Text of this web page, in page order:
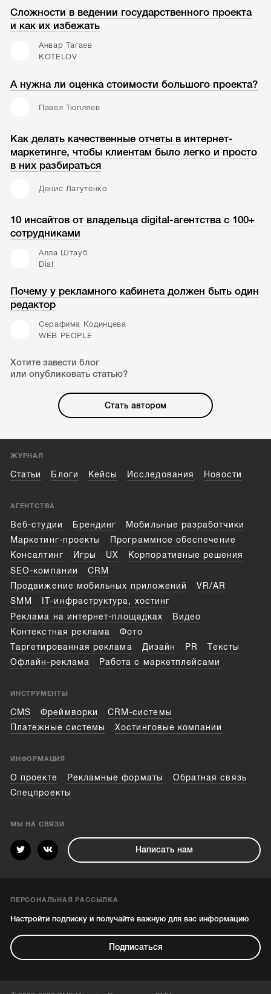
Сложности в ведении государственного проекта
и как их избежать
Анвар Тагаев
KOTELOV
А нужна ли оценка стоимости большого проекта?
Павел Тюпляев
Как делать качественные отчеты в интернет-
маркетинге, чтобы клиентам было легко и просто
в них разбираться
Денис Лагутенко
10 инсайтов от владельца digital-агентства с 100+
сотрудниками
Алла Штауб
Dial
Почему у рекламного кабинета должен быть один
редактор
Серафима Кодинцева
WEB PEOPLE
Хотите завести блог
или опубликовать статью?
Стать автором
ЖУРНАЛ
Статьи Блоги Кейсы Исследования Новости
АГЕНТСТВА
Веб-студии Брендинг
Мобильные разработчики
Маркетинг-проекты
Программное обеспечение
Консалтинг
Игры UX
Корпоративные решения
SEO-компании
CRM
Продвижение мобильных приложений
VR/AR
SMM
IT-инфраструктура, хостинг
Реклама на интернет-площадках
Видео
Контекстная реклама
Фото
Таргетированная реклама
Дизайн PR
Тексты
Офлайн-реклама
Работа с маркетплейсами
ИНСТРУМЕНТЫ
CMS Фреймворки
CRM-системы
Платежные системы
Хостинговые компании
ИНФОРМАЦИЯ
О проекте Рекламные форматы
Обратная связь
Спецпроекты
МЫ НА СВЯЗИ
Написать нам
ПЕРСОНАЛЬНАЯ РАССЫЛКА
Настройти подписку и получайте важную для вас информацию
Подписаться